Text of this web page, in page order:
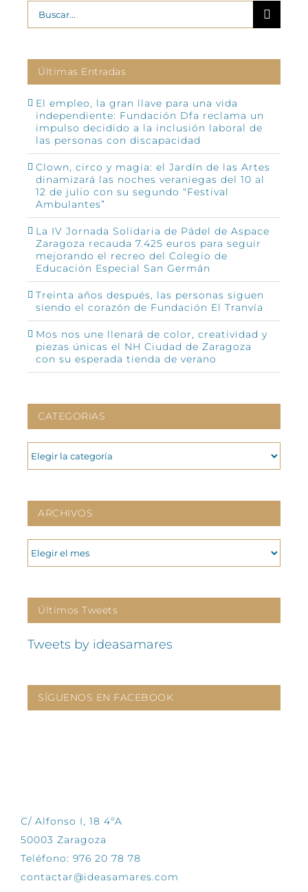
Buscar:
Últimas Entradas
El empleo, la gran llave para una vida
independiente: Fundación Dfa reclama un
impulso decidido a la inclusión laboral de
las personas con discapacidad
Clown, circo y magia: el Jardín de las Artes
dinamizará las noches veraniegas del 10 al
12 de julio con su segundo “Festival
Ambulantes”
La IV Jornada Solidaria de Pádel de Aspace
Zaragoza recauda 7.425 euros para seguir
mejorando el recreo del Colegio de
Educación Especial San Germán
Treinta años después, las personas siguen
siendo el corazón de Fundación El Tranvía
Mos nos une llenará de color, creatividad y
piezas únicas el NH Ciudad de Zaragoza
con su esperada tienda de verano
CATEGORIAS
CATEGORIAS
ARCHIVOS
ARCHIVOS
Últimos Tweets
Tweets by ideasamares
SÍGUENOS EN FACEBOOK
C/ Alfonso I, 18 4ºA
50003 Zaragoza
Teléfono: 976 20 78 78
contactar@ideasamares.com